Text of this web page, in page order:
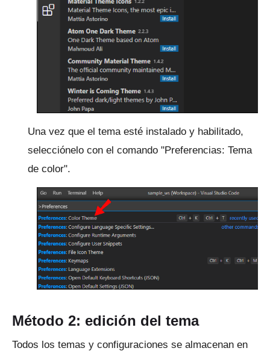
Una vez que el tema esté instalado y habilitado,
selecciónelo con el comando "Preferencias: Tema
de color".
Método 2: edición del tema
Todos los temas y configuraciones se almacenan en